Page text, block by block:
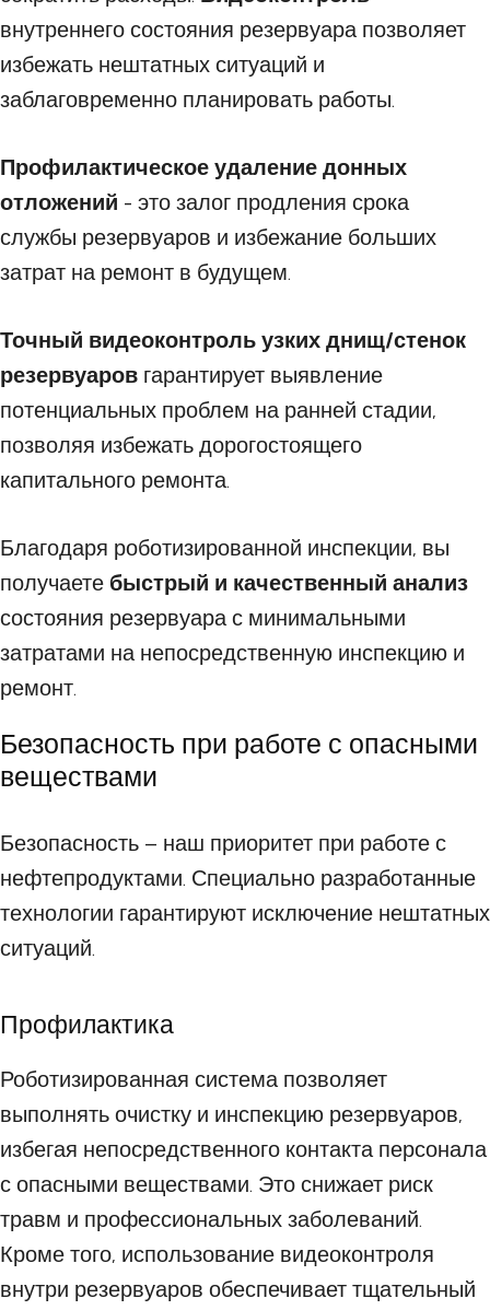
внутреннего состояния резервуара позволяет
избежать нештатных ситуаций и
заблаговременно планировать работы.
Профилактическое удаление донных
отложений - это залог продления срока
службы резервуаров и избежание больших
затрат на ремонт в будущем.
Точный видеоконтроль узких днищ/стенок
резервуаров гарантирует выявление
потенциальных проблем на ранней стадии,
позволяя избежать дорогостоящего
капитального ремонта.
Благодаря роботизированной инспекции, вы
получаете быстрый и качественный анализ
состояния резервуара с минимальными
затратами на непосредственную инспекцию и
ремонт.
Безопасность при работе с опасными
веществами
Безопасность – наш приоритет при работе с
нефтепродуктами. Специально разработанные
технологии гарантируют исключение нештатных
ситуаций.
Профилактика
Роботизированная система позволяет
выполнять очистку и инспекцию резервуаров,
избегая непосредственного контакта персонала
с опасными веществами. Это снижает риск
травм и профессиональных заболеваний.
Кроме того, использование видеоконтроля
внутри резервуаров обеспечивает тщательный